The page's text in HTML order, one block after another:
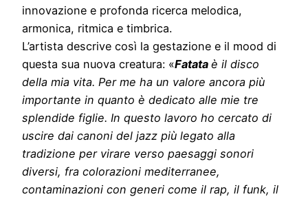
innovazione e profonda ricerca melodica,
armonica, ritmica e timbrica.
L’artista descrive così la gestazione e il mood di
questa sua nuova creatura: «Fatata è il disco
della mia vita. Per me ha un valore ancora più
importante in quanto è dedicato alle mie tre
splendide figlie. In questo lavoro ho cercato di
uscire dai canoni del jazz più legato alla
tradizione per virare verso paesaggi sonori
diversi, fra colorazioni mediterranee,
contaminazioni con generi come il rap, il funk, il